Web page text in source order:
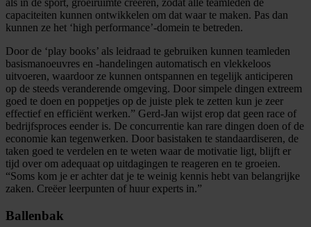
als in de sport, groeiruimte creëren, zodat alle teamleden de
capaciteiten kunnen ontwikkelen om dat waar te maken. Pas dan
kunnen ze het ‘high performance’-domein te betreden.
Door de ‘play books’ als leidraad te gebruiken kunnen teamleden
basismanoeuvres en -handelingen automatisch en vlekkeloos
uitvoeren, waardoor ze kunnen ontspannen en tegelijk anticiperen
op de steeds veranderende omgeving. Door simpele dingen extreem
goed te doen en poppetjes op de juiste plek te zetten kun je zeer
effectief en efficiënt werken.” Gerd-Jan wijst erop dat geen race of
bedrijfsproces eender is. De concurrentie kan rare dingen doen of de
economie kan tegenwerken. Door basistaken te standaardiseren, de
taken goed te verdelen en te weten waar de motivatie ligt, blijft er
tijd over om adequaat op uitdagingen te reageren en te groeien.
“Soms kom je er achter dat je te weinig kennis hebt van belangrijke
zaken. Creëer leerpunten of huur experts in.”
Ballenbak